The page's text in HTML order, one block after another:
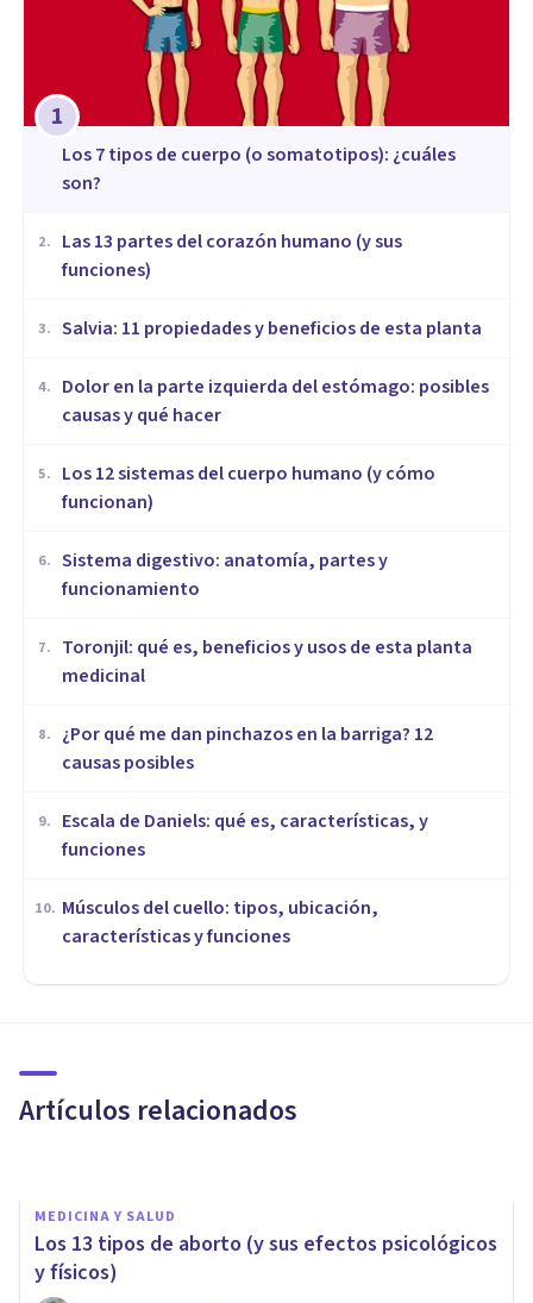
1
​Los 7 tipos de cuerpo (o somatotipos): ¿cuáles
son?
2.
Las 13 partes del corazón humano (y sus
funciones)
3. Salvia: 11 propiedades y beneficios de esta planta
4.
Dolor en la parte izquierda del estómago: posibles
causas y qué hacer
5.
Los 12 sistemas del cuerpo humano (y cómo
funcionan)
6. Sistema digestivo: anatomía, partes y
funcionamiento
7.
Toronjil: qué es, beneficios y usos de esta planta
medicinal
8.
¿Por qué me dan pinchazos en la barriga? 12
causas posibles
9.
Escala de Daniels: qué es, características, y
funciones
10. Músculos del cuello: tipos, ubicación,
características y funciones
Artículos relacionados
las personas con ojos verdes
MEDICINA Y SALUD
Los 13 tipos de aborto (y sus efectos psicológicos
y físicos)